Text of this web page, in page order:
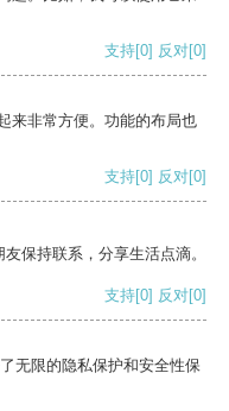
支持[0] 反对[0]
来非常方便。功能的布局也
支持[0] 反对[0]
保持联系，分享生活点滴。
支持[0] 反对[0]
无限的隐私保护和安全性保